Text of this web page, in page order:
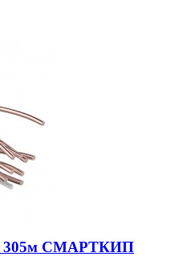
305м СМАРТКИП